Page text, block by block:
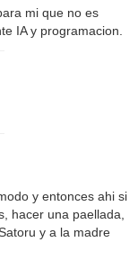
mi que no es
IA y programacion.
y entonces ahi si
hacer una paellada,
y a la madre